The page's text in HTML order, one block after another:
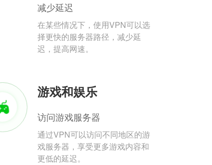
减少延迟
在某些情况下，使用VPN可以选
择更快的服务器路径，减少延
迟，提高网速。
游戏和娱乐
访问游戏服务器
通过VPN可以访问不同地区的游
戏服务器，享受更多游戏内容和
更低的延迟。